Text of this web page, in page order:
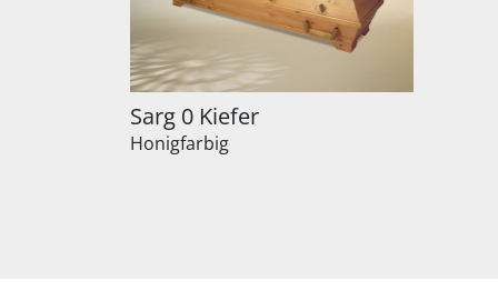
Sarg 0 Kiefer
Honigfarbig